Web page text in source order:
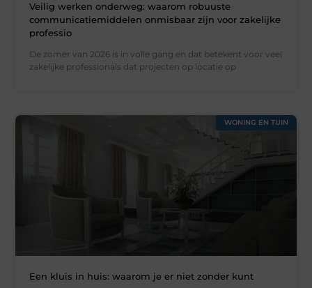
Veilig werken onderweg: waarom robuuste
communicatiemiddelen onmisbaar zijn voor zakelijke
professio
De zomer van 2026 is in volle gang en dat betekent voor veel
zakelijke professionals dat projecten op locatie op
WONING EN TUIN
Een kluis in huis: waarom je er niet zonder kunt